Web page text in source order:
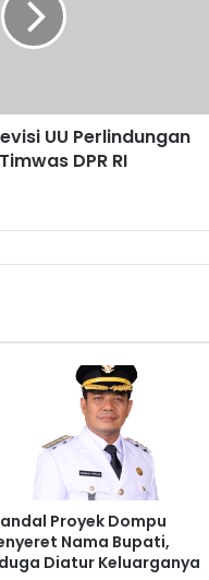
UU Perlindungan
DPR RI
Proyek Dompu
Nama Bupati,
Diatur Keluarganya